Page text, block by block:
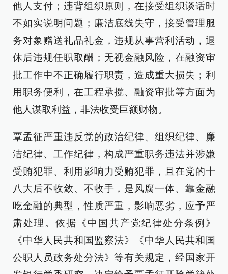
他人支付；违背组织原则，在接受组织谈话时
不如实说明问题；廉洁底线失守，接受管理服
务对象赠送礼品礼金，违规从事营利活动，退
休后违规任职取酬；无视金融风险，在融资审
批工作中不正确履行职责，造成重大损失；利
用职务便利，在工程承揽、融资审批等方面为
他人谋取利益，非法收受巨额财物。
覃孟征严重违反党的政治纪律、组织纪律、廉
洁纪律、工作纪律，构成严重职务违法并涉嫌
受贿犯罪、利用影响力受贿犯罪，且在党的十
八大后不收敛、不收手，是风腐一体、靠金融
吃金融的典型，性质严重，影响恶劣，应予严
肃处理。依据《中国共产党纪律处分条例》
《中华人民共和国监察法》《中华人民共和国
公职人员政务处分法》等有关规定，经国家开